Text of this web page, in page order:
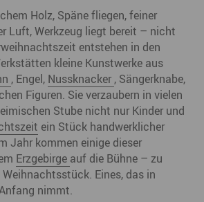
Holz, Späne fliegen, feiner
Luft, Werkzeug liegt bereit – nicht
entstehen in den
kleine Kunstwerke aus
, Engel, Nussknacker , Sängerknabe,
Figuren. Sie verzaubern in vielen
Stube nicht nur Kinder und
ein Stück handwerklicher
Jahr kommen einige dieser
Erzgebirge auf die Bühne – zu
Eines, das in
nimmt.